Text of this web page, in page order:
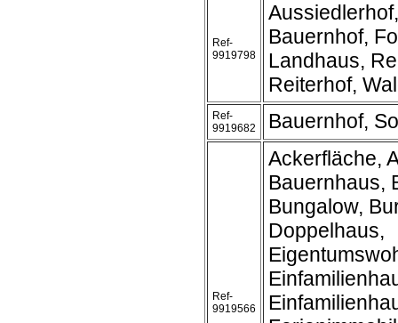
Ref-
9919798
Bauernhof,
Landhaus,
Reiterhof,
Ref-
9919682
Bauernhof,
Ref-
9919566
Ackerfläche,
Bauernhaus,
Bungalow,
Doppelhaus,